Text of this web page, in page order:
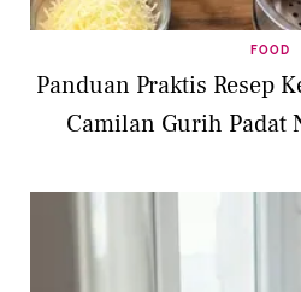
FOOD
Panduan Praktis Resep
Camilan Gurih Padat